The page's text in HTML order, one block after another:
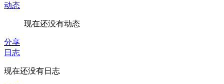
动态
现在还没有动态
分享
日志
现在还没有日志